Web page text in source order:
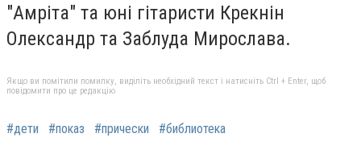
"Амріта" та юні гітаристи Крекнін
Олександр та Заблуда Мирослава.
Якщо ви помітили помилку, виділіть необхідний текст і натисніть Ctrl + Enter, щоб
повідомити про це редакцію
#дети #показ #прически #библиотека